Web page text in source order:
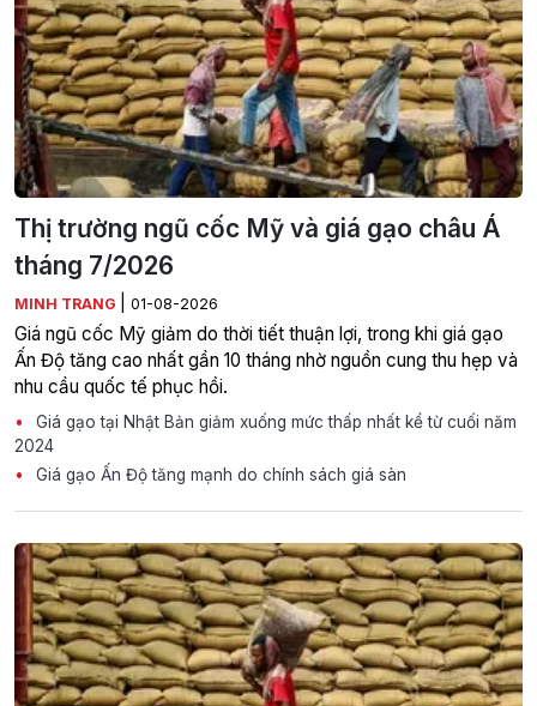
Thị trường ngũ cốc Mỹ và giá gạo châu Á
tháng 7/2026
MINH TRANG 01-08-2026
Giá ngũ cốc Mỹ giảm do thời tiết thuận lợi, trong khi giá gạo
Ấn Độ tăng cao nhất gần 10 tháng nhờ nguồn cung thu hẹp và
nhu cầu quốc tế phục hồi.
Giá gạo tại Nhật Bản giảm xuống mức thấp nhất kể từ cuối năm
2024
Giá gạo Ấn Độ tăng mạnh do chính sách giá sàn